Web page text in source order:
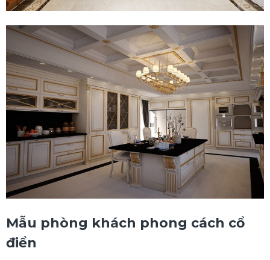
Mẫu phòng khách phong cách cổ
điển